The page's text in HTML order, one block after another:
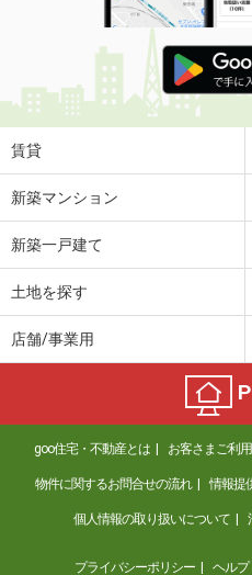
賃貸
新築マンション
新築一戸建て
土地を探す
店舗/事業用
goo住宅・不動産とは お客さまご利
物件に関するお問合せの流れ 情報提
個人情報の取り扱いについて
プライバシーポリシー ヘルプ